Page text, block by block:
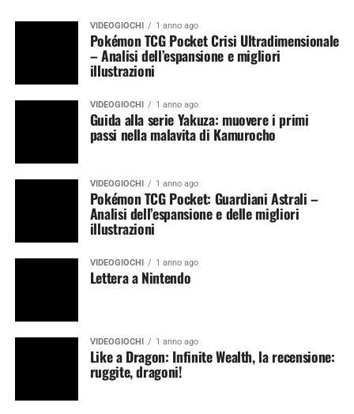
VIDEOGIOCHI 1 anno ago
Pokémon TCG Pocket Crisi Ultradimensionale
– Analisi dell’espansione e migliori
illustrazioni
VIDEOGIOCHI 1 anno ago
Guida alla serie Yakuza: muovere i primi
passi nella malavita di Kamurocho
VIDEOGIOCHI 1 anno ago
Pokémon TCG Pocket: Guardiani Astrali –
Analisi dell’espansione e delle migliori
illustrazioni
VIDEOGIOCHI 1 anno ago
Lettera a Nintendo
VIDEOGIOCHI 1 anno ago
Like a Dragon: Infinite Wealth, la recensione:
ruggite, dragoni!